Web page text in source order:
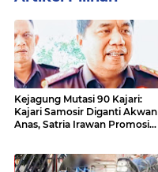
Kejagung Mutasi 90 Kajari:
Kajari Samosir Diganti Akwan
Anas, Satria Irawan Promosi